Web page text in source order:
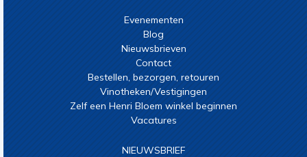
Evenementen
Blog
Nieuwsbrieven
Contact
Bestellen, bezorgen, retouren
Vinotheken/Vestigingen
Zelf een Henri Bloem winkel beginnen
Vacatures
NIEUWSBRIEF